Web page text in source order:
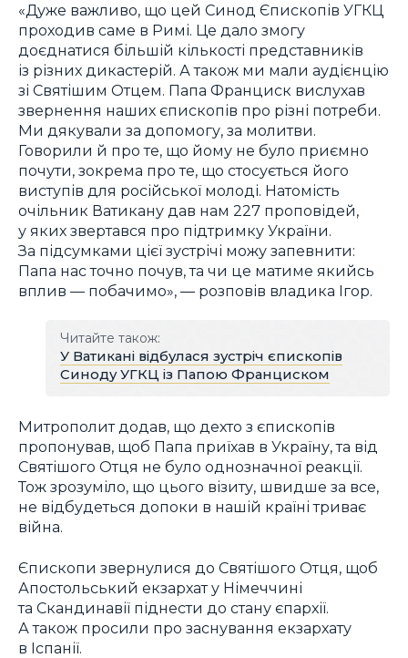
«Дуже важливо, що цей Синод Єпископів УГКЦ
проходив саме в Римі. Це дало змогу
доєднатися більшій кількості представників
із різних дикастерій. А також ми мали аудієнцію
зі Святішим Отцем. Папа Франциск вислухав
звернення наших єпископів про різні потреби.
Ми дякували за допомогу, за молитви.
Говорили й про те, що йому не було приємно
почути, зокрема про те, що стосується його
виступів для російської молоді. Натомість
очільник Ватикану дав нам 227 проповідей,
у яких звертався про підтримку України.
За підсумками цієї зустрічі можу запевнити:
Папа нас точно почув, та чи це матиме якийсь
вплив — побачимо», ― розповів владика Ігор.
Читайте також:
У Ватикані відбулася зустріч єпископів
Синоду УГКЦ із Папою Франциском
Митрополит додав, що дехто з єпископів
пропонував, щоб Папа приїхав в Україну, та від
Святішого Отця не було однозначної реакції.
Тож зрозуміло, що цього візиту, швидше за все,
не відбудеться допоки в нашій країні триває
війна.
Єпископи звернулися до Святішого Отця, щоб
Апостольський екзархат у Німеччині
та Скандинавії піднести до стану єпархії.
А також просили про заснування екзархату
в Іспанії.